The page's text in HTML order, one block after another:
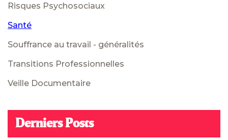
Risques Psychosociaux
Santé
Souffrance au travail - généralités
Transitions Professionnelles
Veille Documentaire
Derniers Posts